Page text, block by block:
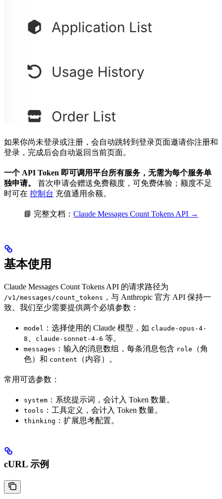
如果你尚未登录或注册，会自动跳转到登录页面邀请你注册和
登录，完成后会自动返回当前页面。
一个 API Token 即可调用平台所有服务，无需为每个服务单
独申请。
首次申请会赠送免费额度，可免费体验；额度不足
时可在 控制台 充值通用余额。
📘 完整文档： Claude Messages Count Tokens API →
基本使用
Claude Messages Count Tokens API 的请求路径为
/v1/messages/count_tokens ，与 Anthropic 官方 API 保持一
致。我们至少需要提供两个必填参数：
model ：选择使用的 Claude 模型，如 claude-opus-4-
8
claude-sonnet-4-6 等。
messages ：输入的消息数组，每条消息包含 role
（角
色）和 content （内容）。
常用可选参数：
system ：系统提示词，会计入 Token 数量。
tools ：工具定义，会计入 Token 数量。
thinking ：扩展思考配置。
cURL 示例